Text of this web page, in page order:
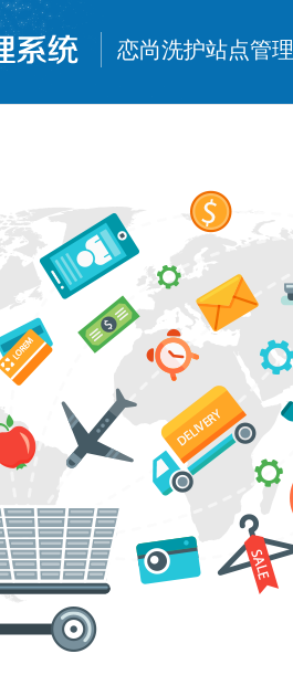
恋尚洗护站点管